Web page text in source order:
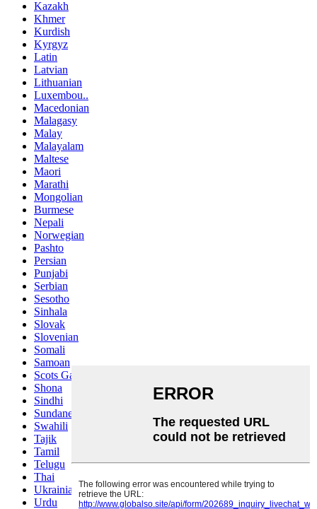
Kazakh
Khmer
Kurdish
Kyrgyz
Latin
Latvian
Lithuanian
Luxembou..
Macedonian
Malagasy
Malay
Malayalam
Maltese
Maori
Marathi
Mongolian
Burmese
Nepali
Norwegian
Pashto
Persian
Punjabi
Serbian
Sesotho
Sinhala
Slovak
Slovenian
Somali
Samoan
Scots Gaelic
Shona
Sindhi
Sundanese
Swahili
Tajik
Tamil
Telugu
Thai
Ukrainian
Urdu